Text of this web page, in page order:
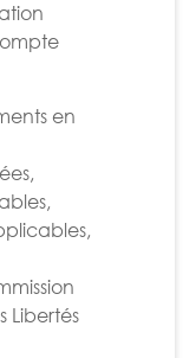
en
Libertés